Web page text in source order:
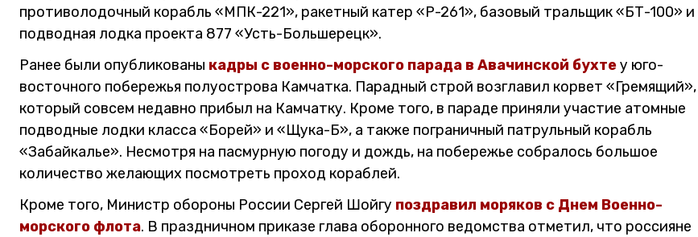
противолодочный корабль «МПК-221», ракетный катер «Р-261», базовый тральщик «БТ-100» и
подводная лодка проекта 877 «Усть-Большерецк».
Ранее были опубликованы кадры с военно-морского парада в Авачинской бухтеу юго-
восточного побережья полуострова Камчатка. Парадный строй возглавил корвет «Гремящий»,
который совсем недавно прибыл на Камчатку. Кроме того, в параде приняли участие атомные
подводные лодки класса «Борей» и «Щука-Б», а также пограничный патрульный корабль
«Забайкалье». Несмотря на пасмурную погоду и дождь, на побережье собралось большое
количество желающих посмотреть проход кораблей.
Кроме того, Министр обороны России Сергей Шойгу поздравил моряков с Днем Военно-
морского флота. В праздничном приказе глава оборонного ведомства отметил, что россияне